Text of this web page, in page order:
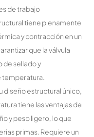
de trabajo
tiene plenamente
y contracción en un
que la válvula
de sellado y
temperatura.
diseño estructural único,
tiene las ventajas de
y peso ligero, lo que
primas. Requiere un